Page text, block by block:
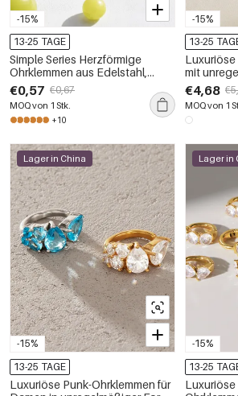
-15%
13-25 TAGE
Simple Series Herzförmige
Ohrklemmen aus Edelstahl,
wasserdicht, goldfarben, für
Damen
€0,57 €0,67
MOQ von 1 Stk.
+10
-15%
13-25
Luxuriöse
mit
Goldfarbe
€4,68
MOQ von 1
-15%
Lager in China
13-25 TAGE
Luxuriöse Punk-Ohrklemmen für
-15%
Lager in
13-25
Luxuriöse